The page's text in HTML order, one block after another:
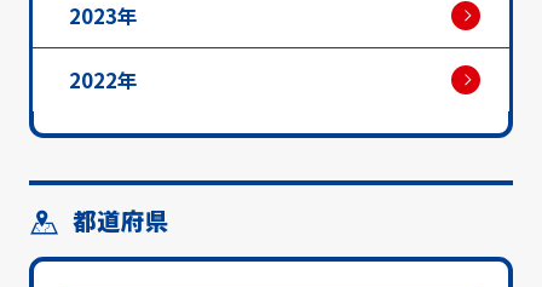
2023年
2022年
都道府県